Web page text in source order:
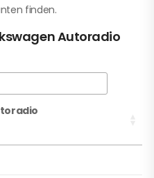
finden.
Autoradio